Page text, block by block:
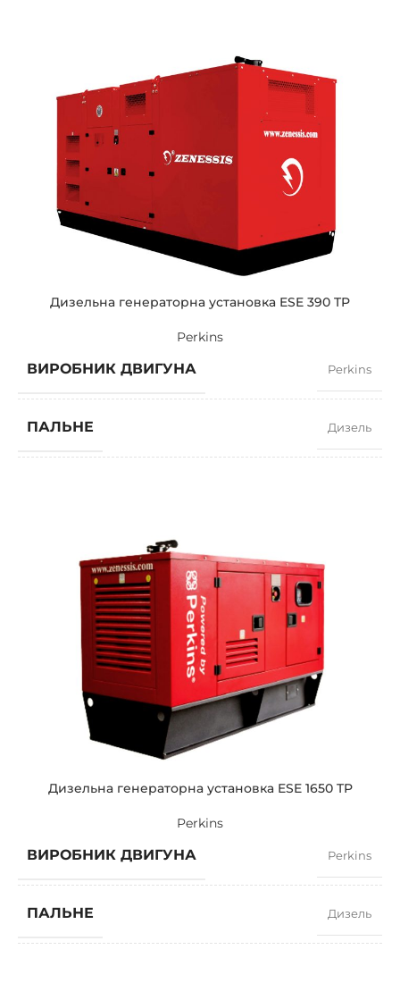
СИЛА СТРУМУ
СТАНДАРТНА НАПРУГА
ПОТУЖНІСТЬ (КВА) 250 / 225
Дизельна генераторна установка ESE 390 TP
Perkins
ВИРОБНИК ДВИГУНА Perkins
ПАЛЬНЕ Дизель
СИЛА СТРУМУ
СТАНДАРТНА НАПРУГА 400 / 230 V
ПОТУЖНІСТЬ (КВА)
Дизельна генераторна установка ESE 1650 TP
Perkins
ВИРОБНИК ДВИГУНА Perkins
ПАЛЬНЕ Дизель